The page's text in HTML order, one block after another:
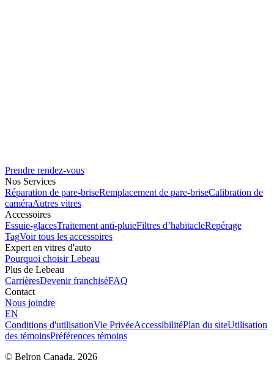
Prendre rendez-vous
Nos Services
Réparation de pare-briseRemplacement de pare-briseCalibration de
caméraAutres vitres
Accessoires
Essuie-glacesTraitement anti-pluieFiltres d’habitacleRepérage
TagVoir tous les accessoires
Expert en vitres d'auto
Pourquoi choisir Lebeau
Plus de Lebeau
CarrièresDevenir franchiséFAQ
Contact
Nous joindre
EN
Conditions d'utilisationVie PrivéeAccessibilitéPlan du siteUtilisation
des témoinsPréférences témoins
© Belron Canada. 2026